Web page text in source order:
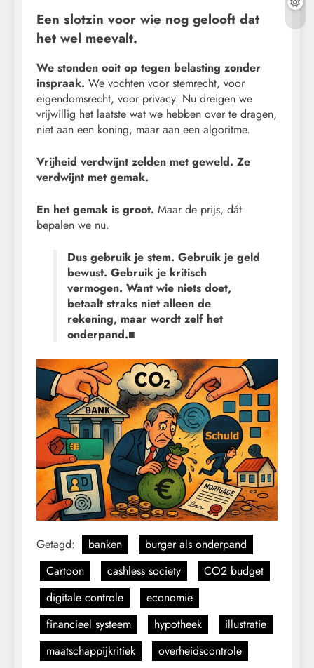
Een slotzin voor wie nog gelooft dat
het wel meevalt.
We stonden ooit op tegen belasting zonder
inspraak. We vochten voor stemrecht, voor
eigendomsrecht, voor privacy. Nu dreigen we
vrijwillig het laatste wat we hebben over te dragen,
niet aan een koning, maar aan een algoritme.
Vrijheid verdwijnt zelden met geweld. Ze
verdwijnt met gemak.
En het gemak is groot. Maar de prijs, dát
bepalen we nu.
Dus gebruik je stem. Gebruik je geld
bewust. Gebruik je kritisch
vermogen. Want wie niets doet,
betaalt straks niet alleen de
rekening, maar wordt zelf het
onderpand.■
Getagd: banken
burger als onderpand
Cartoon
cashless society
CO2 budget
digitale controle
economie
financieel systeem
hypotheek
illustratie
maatschappijkritiek
overheidscontrole